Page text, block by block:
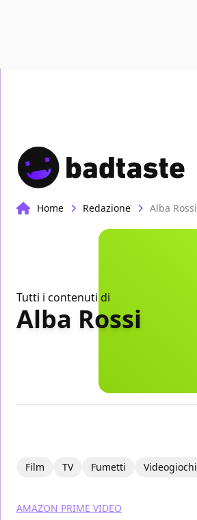
Home Redazione Alba Rossi
Tutti i contenuti di
Alba Rossi
Film TV Fumetti Videogiochi
AMAZON PRIME VIDEO